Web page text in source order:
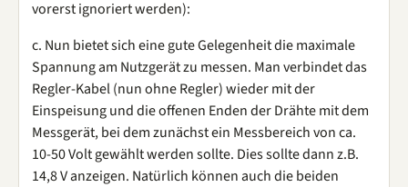
vorerst ignoriert werden):
c. Nun bietet sich eine gute Gelegenheit die maximale
Spannung am Nutzgerät zu messen. Man verbindet das
Regler-Kabel (nun ohne Regler) wieder mit der
Einspeisung und die offenen Enden der Drähte mit dem
Messgerät, bei dem zunächst ein Messbereich von ca.
10-50 Volt gewählt werden sollte. Dies sollte dann z.B.
14,8 V anzeigen. Natürlich können auch die beiden